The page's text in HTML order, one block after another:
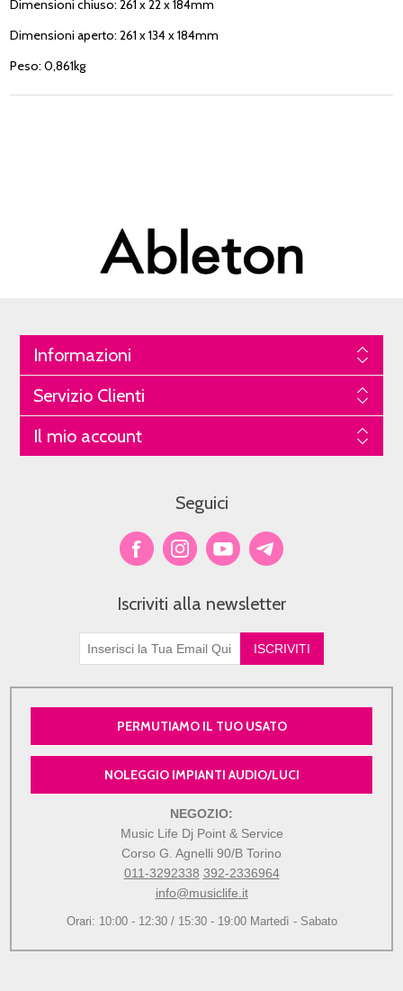
Dimensioni chiuso: 261 x 22 x 184mm
Dimensioni aperto: 261 x 134 x 184mm
Peso: 0,861kg
Informazioni
Servizio Clienti
Il mio account
Seguici
Iscriviti alla newsletter
PERMUTIAMO IL TUO USATO
NOLEGGIO IMPIANTI AUDIO/LUCI
NEGOZIO:
Music Life Dj Point & Service
Corso G. Agnelli 90/B Torino
011-3292338 392-2336964
info@musiclife.it
Orari: 10:00 - 12:30 / 15:30 - 19:00 Martedì - Sabato